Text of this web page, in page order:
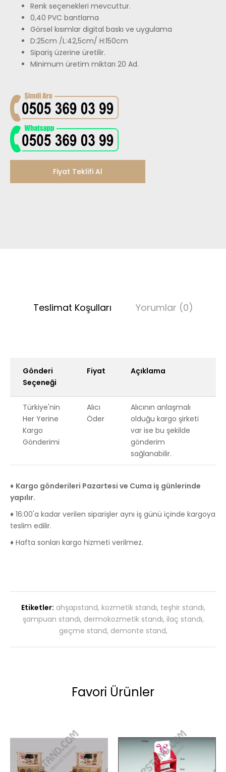
Renk seçenekleri mevcuttur.
0,40 PVC bantlama
Görsel kısımlar digital baskı ve uygulama
D:25cm /L:42,5cm/ H:150cm
Sipariş üzerine üretilir.
Minimum üretim miktarı 20 Ad.
Fiyat Teklifi Al
Teslimat Koşulları Yorumlar (0)
Gönderi
Seçeneği
Fiyat Açıklama
Türkiye'nin
Her Yerine
Kargo
Gönderimi
Alıcı
Öder
Alıcının anlaşmalı
olduğu kargo şirketi
var ise bu şekilde
gönderim
sağlanabilir.
♦ Kargo gönderileri Pazartesi ve Cuma iş günlerinde
yapılır.
♦ 16:00'a kadar verilen siparişler aynı iş günü içinde kargoya
teslim edilir.
♦ Hafta sonları kargo hizmeti verilmez.
Etiketler: ahşapstand, kozmetik standı, teşhir standı,
şampuan standı, dermokozmetik standı, ilaç standı,
geçme stand, demonte stand,
Favori Ürünler